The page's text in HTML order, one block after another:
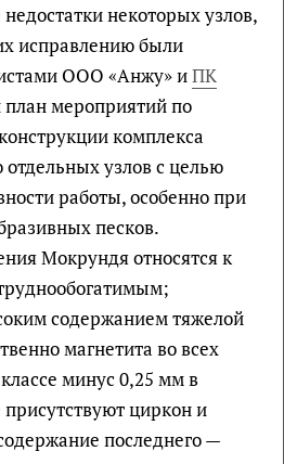
некоторых узлов,
исправлению были
ООО «Анжу» иПК
план мероприятий по
комплекса
узлов с целью
работы, особенно при
песков.
Мокрундя относятся к
содержанием тяжелой
магнетита во всех
минус 0,25 мм в
циркон и
последнего —